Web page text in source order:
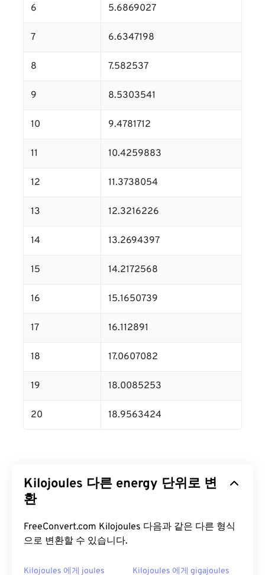
6 5.6869027
7 6.6347198
8 7.582537
9 8.5303541
10 9.4781712
11 10.4259883
12 11.3738054
13 12.3216226
14 13.2694397
15 14.2172568
16 15.1650739
17 16.112891
18 17.0607082
19 18.0085253
20 18.9563424
Kilojoules 다른 energy 단위로 변
환
FreeConvert.com Kilojoules 다음과 같은 다른 형식
으로 변환할 수 있습니다.
Kilojoules 에게 joules Kilojoules 에게 gigajoules